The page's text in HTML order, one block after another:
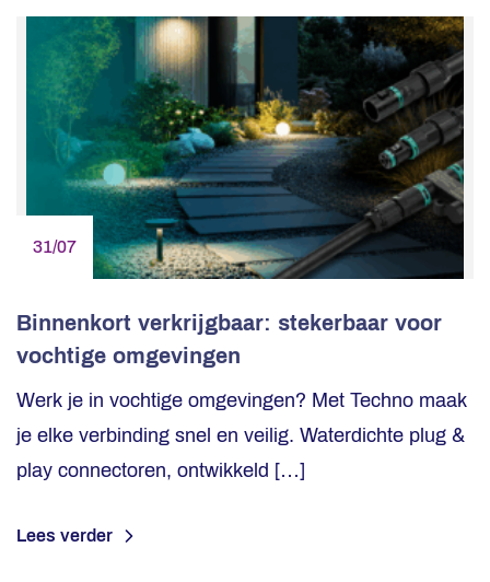
31/07
Binnenkort verkrijgbaar: stekerbaar voor
vochtige omgevingen
Werk je in vochtige omgevingen? Met Techno maak
je elke verbinding snel en veilig. Waterdichte plug &
play connectoren, ontwikkeld […]
Lees verder